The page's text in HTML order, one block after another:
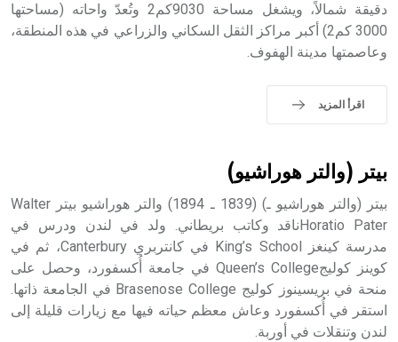
- هل تعلم أن الأبجدية الكنعانية تتألف من /22/ علامة كتابية
sign تكتب منفصلة غير متصلة، وتعتمد المبدأ الأكوروفوني،
حيث تقتصر القيمة الصوتية للعلامة الك
دقيقة شمالاً، ويشغل مساحة 9030كم2 وتُعدّ واحاته (مساحتها
3000 كم2) أكبر مراكز الثقل السكاني والزراعي في هذه المنطقة،
وعاصمتها مدينة الهفوف.
اقرأ المزيد
بيتر (والتر هوراشيو)
بيتر (والتر هوراشيو ـ) (1839 ـ 1894) والتر هوراشيو بيتر Walter
Horatio Paterناقد وكاتب بريطاني. ولد في لندن ودرس في
مدرسة كينغز King’s School في كانتربري Canterbury، ثم في
كوينز كوليجQueen’s College في جامعة أُكسفورد، وحصل على
منحة في بريسينوز كوليج Brasenose College في الجامعة ذاتها.
استقر في أُكسفورد وعاش معظم حياته فيها مع زيارات قليلة إلى
لندن وتنقلات في أوربة.